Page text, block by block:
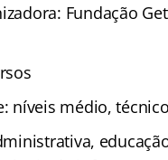
Fundação
níveis médio,